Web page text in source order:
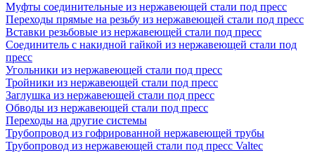
Муфты соединительные из нержавеющей стали под пресс
Переходы прямые на резьбу из нержавеющей стали под пресс
Вставки резьбовые из нержавеющей стали под пресс
Соединитель с накидной гайкой из нержавеющей стали под
пресс
Угольники из нержавеющей стали под пресс
Тройники из нержавеющей стали под пресс
Заглушка из нержавеющей стали под пресс
Обводы из нержавеющей стали под пресс
Переходы на другие системы
Трубопровод из гофрированной нержавеющей трубы
Трубопровод из нержавеющей стали под пресс Valtec